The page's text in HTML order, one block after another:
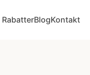
RabatterBlogKontakt